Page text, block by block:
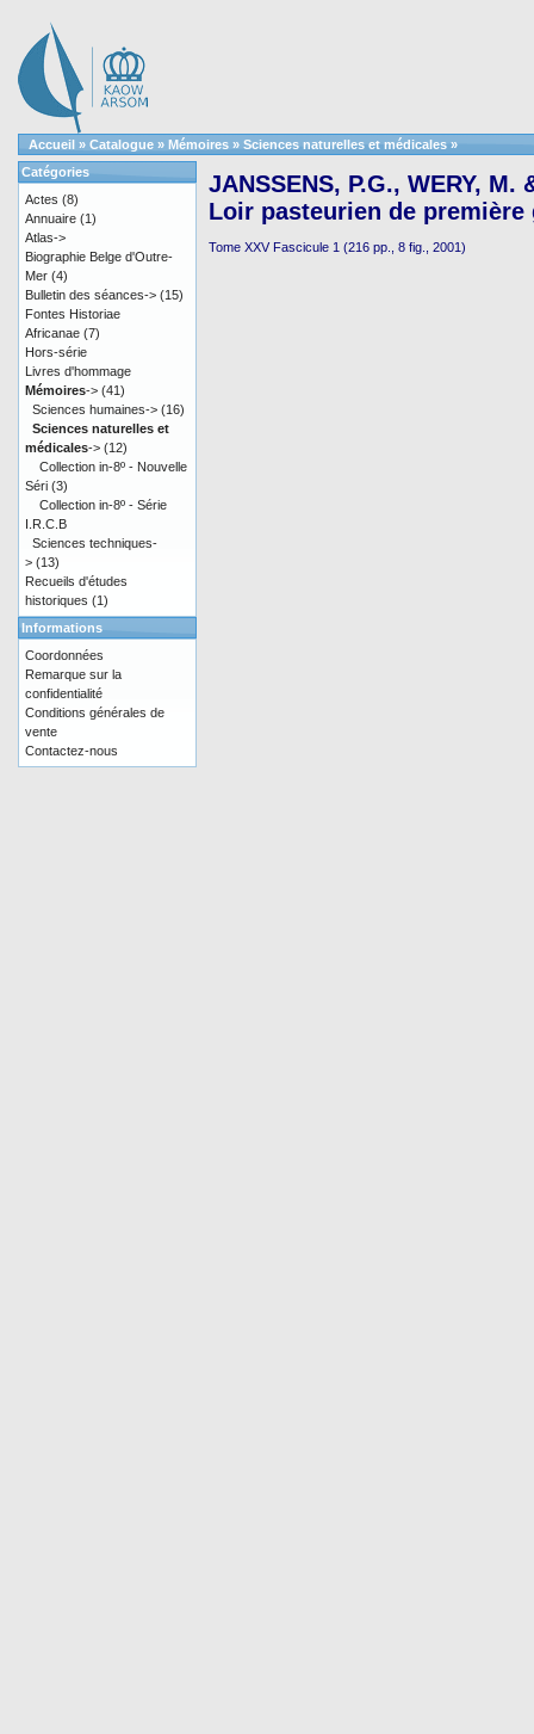
Accueil » Catalogue » Mémoires » Sciences naturelles et médicales »
JANSSENS, P.G., WERY,
Loir pasteurien de première
Tome XXV Fascicule 1 (216 pp., 8 fig., 2001)
Catégories
Actes (8)
Annuaire (1)
Atlas->
Biographie Belge d'Outre-
Mer (4)
Bulletin des séances-> (15)
Fontes Historiae
Africanae (7)
Hors-série
Livres d'hommage
Mémoires-> (41)
Sciences humaines-> (16)
Sciences naturelles et
médicales-> (12)
Collection in-8º - Nouvelle
Séri (3)
Collection in-8º - Série
I.R.C.B
Sciences techniques-
> (13)
Recueils d'études
historiques (1)
Informations
Coordonnées
Remarque sur la
confidentialité
Conditions générales de
vente
Contactez-nous